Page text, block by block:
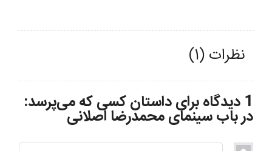
نظرات (1)
1 دیدگاه برای
داستان کسی که می‌پرسد:
در باب سینمای محمدرضا اصلانی